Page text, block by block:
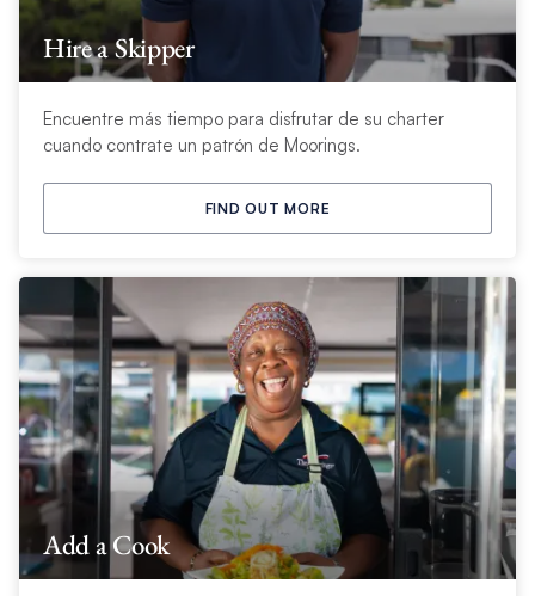
Hire a Skipper
Encuentre más tiempo para disfrutar de su charter
cuando contrate un patrón de Moorings.
FIND OUT MORE
Add a Cook